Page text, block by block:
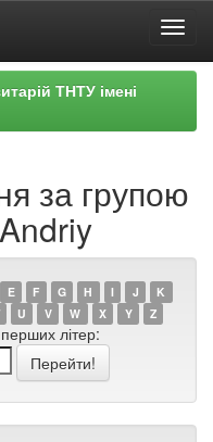
ТНТУ імені
за групою
E F G H I J
K
U V W X Y Z
літер: